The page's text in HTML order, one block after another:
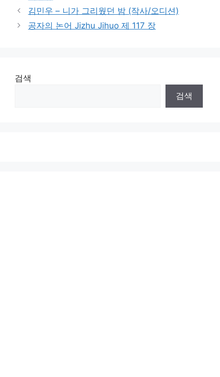
김민우 – 니가 그리웠던 밤 (작사/오디션)
공자의 논어 Jizhu Jihuo 제 117 장
검색
검색